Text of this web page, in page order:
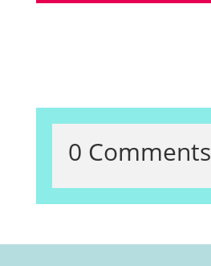
0 Comments